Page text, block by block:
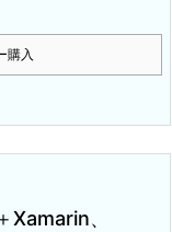
購入
、